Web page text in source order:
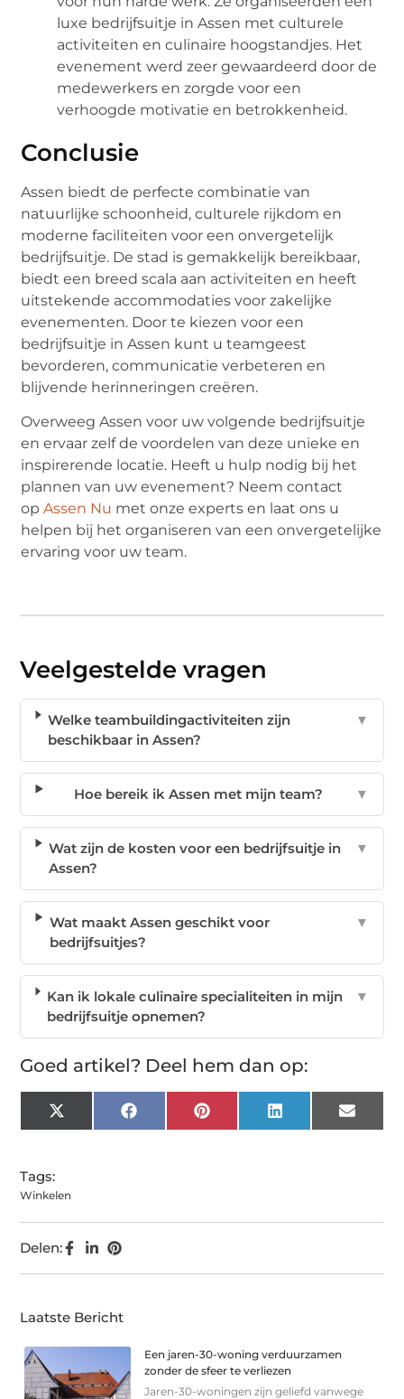
luxe bedrijfsuitje in Assen met culturele
activiteiten en culinaire hoogstandjes. Het
evenement werd zeer gewaardeerd door de
medewerkers en zorgde voor een
verhoogde motivatie en betrokkenheid.
Conclusie
Assen biedt de perfecte combinatie van
natuurlijke schoonheid, culturele rijkdom en
moderne faciliteiten voor een onvergetelijk
bedrijfsuitje. De stad is gemakkelijk bereikbaar,
biedt een breed scala aan activiteiten en heeft
uitstekende accommodaties voor zakelijke
evenementen. Door te kiezen voor een
bedrijfsuitje in Assen kunt u teamgeest
bevorderen, communicatie verbeteren en
blijvende herinneringen creëren.
Overweeg Assen voor uw volgende bedrijfsuitje
en ervaar zelf de voordelen van deze unieke en
inspirerende locatie. Heeft u hulp nodig bij het
plannen van uw evenement? Neem contact
opAssen Nu met onze experts en laat ons u
helpen bij het organiseren van een onvergetelijke
ervaring voor uw team.
Veelgestelde vragen
Welke teambuildingactiviteiten zijn
beschikbaar in Assen?
▼
Hoe bereik ik Assen met mijn team? ▼
Wat zijn de kosten voor een bedrijfsuitje in
Assen?
▼
Wat maakt Assen geschikt voor
bedrijfsuitjes?
▼
Kan ik lokale culinaire specialiteiten in mijn
bedrijfsuitje opnemen?
▼
Goed artikel? Deel hem dan op:
X
(Twitter)
Facebook Pinterest LinkedIn Email
Tags:
Winkelen
Delen:
Laatste Bericht
Een jaren-30-woning verduurzamen
zonder de sfeer te verliezen
Jaren-30-woningen zijn geliefd vanwege